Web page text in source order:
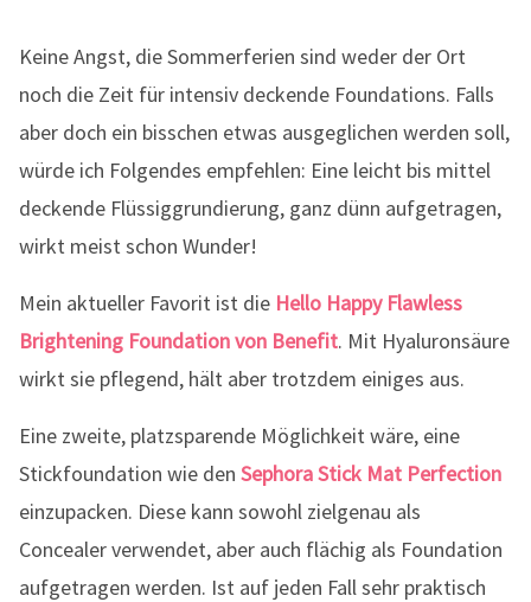
Keine Angst, die Sommerferien sind weder der Ort
noch die Zeit für intensiv deckende Foundations. Falls
aber doch ein bisschen etwas ausgeglichen werden soll,
würde ich Folgendes empfehlen: Eine leicht bis mittel
deckende Flüssiggrundierung, ganz dünn aufgetragen,
wirkt meist schon Wunder!
Mein aktueller Favorit ist die Hello Happy Flawless
Brightening Foundation von Benefit. Mit Hyaluronsäure
wirkt sie pflegend, hält aber trotzdem einiges aus.
Eine zweite, platzsparende Möglichkeit wäre, eine
Stickfoundation wie den Sephora Stick Mat Perfection
einzupacken. Diese kann sowohl zielgenau als
Concealer verwendet, aber auch flächig als Foundation
aufgetragen werden. Ist auf jeden Fall sehr praktisch